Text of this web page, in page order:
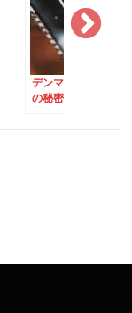
デンマークの短い就
の秘密は昼休みにあ